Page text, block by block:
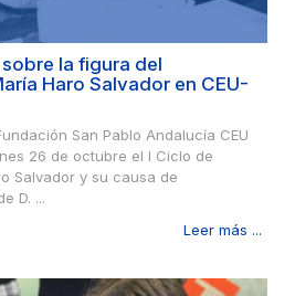
la figura del
Haro Salvador en CEU-
San Pablo Andalucía CEU
26 de octubre el I Ciclo de
Salvador y su causa de
D. ...
Leer más ...